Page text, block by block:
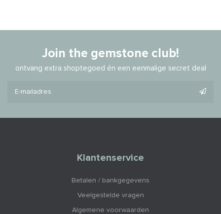
Join the gemstone club!
ontvang extra shoptegoed én een eenmalige secret deal
Klantenservice
Betalen / bankgegevens
Veelgestelde vragen
Algemene voorwaarden